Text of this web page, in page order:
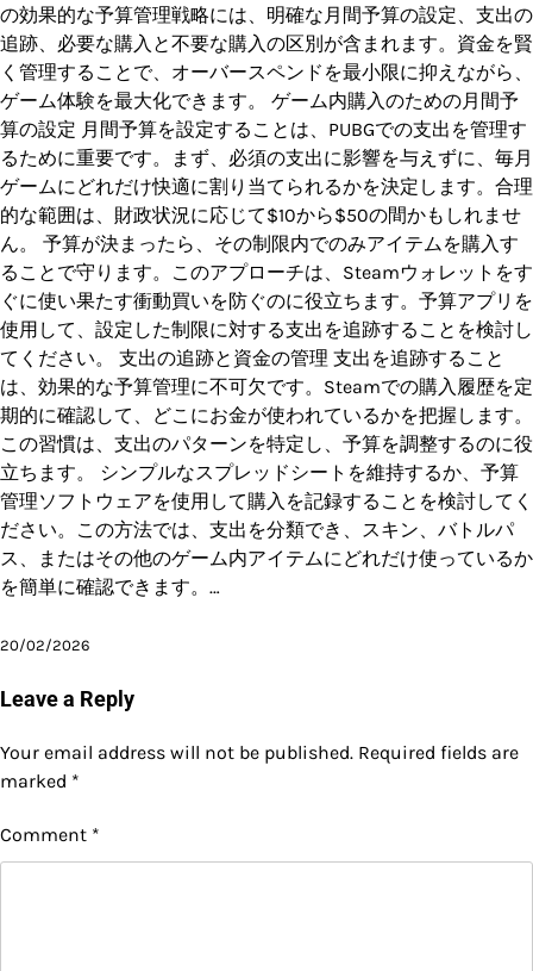
の効果的な予算管理戦略には、明確な月間予算の設定、支出の
追跡、必要な購入と不要な購入の区別が含まれます。資金を賢
く管理することで、オーバースペンドを最小限に抑えながら、
ゲーム体験を最大化できます。 ゲーム内購入のための月間予
算の設定 月間予算を設定することは、PUBGでの支出を管理す
るために重要です。まず、必須の支出に影響を与えずに、毎月
ゲームにどれだけ快適に割り当てられるかを決定します。合理
的な範囲は、財政状況に応じて$10から$50の間かもしれませ
ん。 予算が決まったら、その制限内でのみアイテムを購入す
ることで守ります。このアプローチは、Steamウォレットをす
ぐに使い果たす衝動買いを防ぐのに役立ちます。予算アプリを
使用して、設定した制限に対する支出を追跡することを検討し
てください。 支出の追跡と資金の管理 支出を追跡すること
は、効果的な予算管理に不可欠です。Steamでの購入履歴を定
期的に確認して、どこにお金が使われているかを把握します。
この習慣は、支出のパターンを特定し、予算を調整するのに役
立ちます。 シンプルなスプレッドシートを維持するか、予算
管理ソフトウェアを使用して購入を記録することを検討してく
ださい。この方法では、支出を分類でき、スキン、バトルパ
ス、またはその他のゲーム内アイテムにどれだけ使っているか
を簡単に確認できます。…
20/02/2026
Leave a Reply
Your email address will not be published. Required fields are
marked *
Comment *